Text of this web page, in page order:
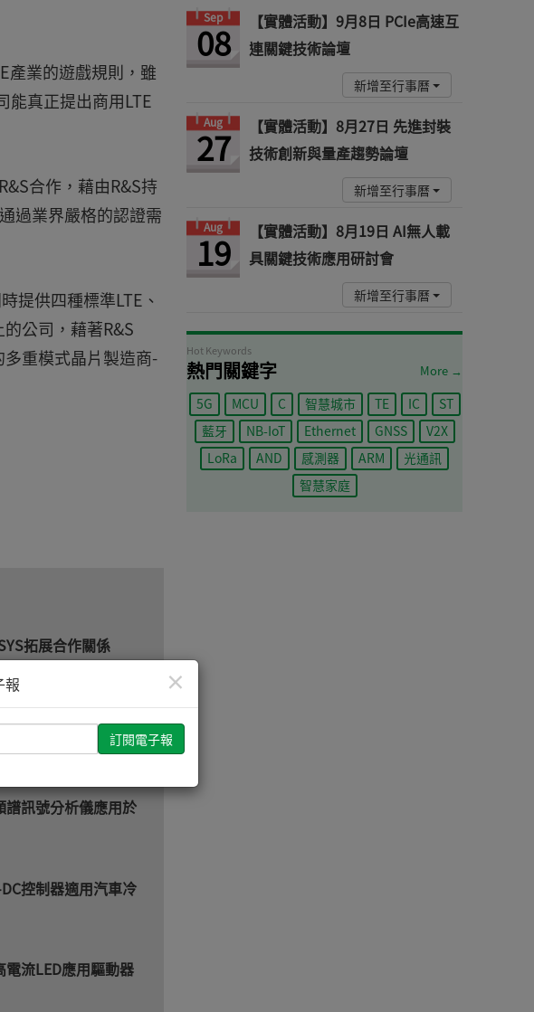
產業的遊戲規則，雖
能真正提出商用LTE
合作，藉由R&S持
過業界嚴格的認證需
提供四種標準LTE、
公司，藉著R&S
重模式晶片製造商-
拓展合作關係
強化MEMS服務能力
譜訊號分析儀應用於
控制器適用汽車冷
電流LED應用驅動器
Sep
08
【實體活動】9月8日 PCIe高速互
連關鍵技術論壇
新增至行事曆
Aug
27
【實體活動】8月27日 先進封裝
技術創新與量產趨勢論壇
新增至行事曆
Aug
19
【實體活動】8月19日 AI無人載
具關鍵技術應用研討會
新增至行事曆
Hot Keywords
熱門關鍵字 More →
5G MCU C 智慧城市 TE IC
ST
藍牙
NB-IoT Ethernet GNSS
V2X
LoRa
AND 感測器 ARM
光通訊
智慧家庭
×
報